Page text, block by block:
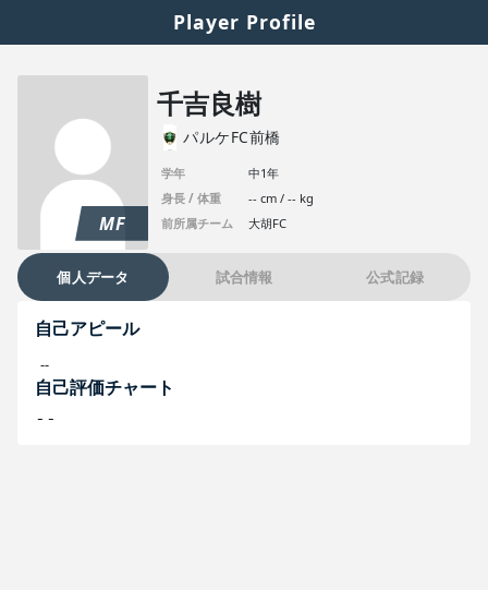
Player Profile
MF
千吉良樹
パルケFC前橋
学年
中1年
身長 / 体重
-- cm / -- kg
前所属チーム
大胡FC
個人データ 試合情報 公式記録
自己アピール
--
自己評価チャート
--